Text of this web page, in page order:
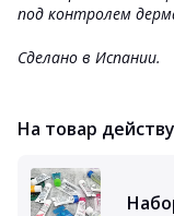
под контролем
Сделано в Испании.
На товар